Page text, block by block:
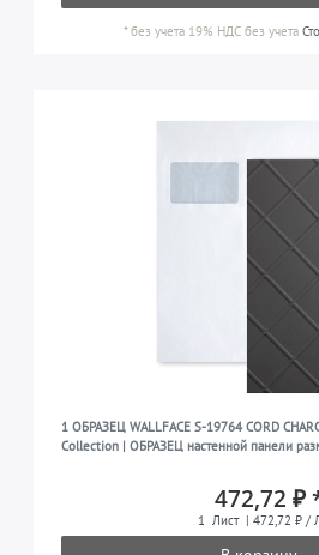
*без учета 19% НДС без учета
1 ОБРАЗЕЦ WALLFACE S-19764 CORD
Collection | ОБРАЗЕЦ настенной панели
472,72 ₽
1 Лист | 472,72 ₽ /